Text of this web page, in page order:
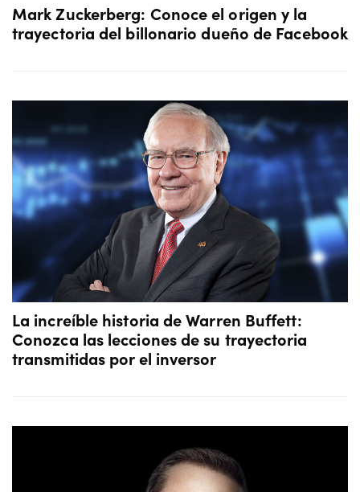
Mark Zuckerberg: Conoce el origen y la
trayectoria del billonario dueño de Facebook
La increíble historia de Warren Buffett:
Conozca las lecciones de su trayectoria
transmitidas por el inversor